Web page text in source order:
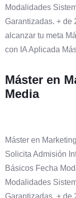
Modalidades
Garantizadas. + de
alcanzar tu meta
con IA Aplicada
Máster en
Media
Máster en
Solicita Admisión
Básicos Fecha
Modalidades